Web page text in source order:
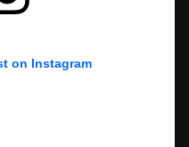
on Instagram